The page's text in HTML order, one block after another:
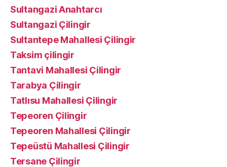
Sultangazi Anahtarcı
Sultangazi Çilingir
Sultantepe Mahallesi Çilingir
Taksim çilingir
Tantavi Mahallesi Çilingir
Tarabya Çilingir
Tatlısu Mahallesi Çilingir
Tepeoren Çilingir
Tepeoren Mahallesi Çilingir
Tepeüstü Mahallesi Çilingir
Tersane Çilingir